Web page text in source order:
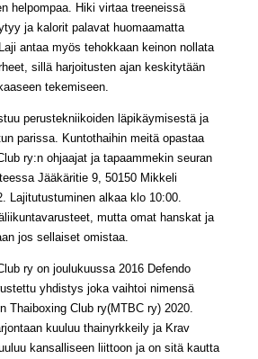
helpompaa. Hiki virtaa treeneissä
ja kalorit palavat huomaamatta
antaa myös tehokkaan keinon nollata
sillä harjoitusten ajan keskitytään
tekemiseen.
perustekniikoiden läpikäymisestä ja
parissa. Kuntothaihin meitä opastaa
ry:n ohjaajat ja tapaammekin seuran
Jääkäritie 9, 50150 Mikkeli
Lajitutustuminen alkaa klo 10:00.
mutta omat hanskat ja
jos sellaiset omistaa.
ry on joulukuussa 2016 Defendo
yhdistys joka vaihtoi nimensä
Thaiboxing Club ry(MTBC ry) 2020.
kuuluu thainyrkkeily ja Krav
kansalliseen liittoon ja on sitä kautta